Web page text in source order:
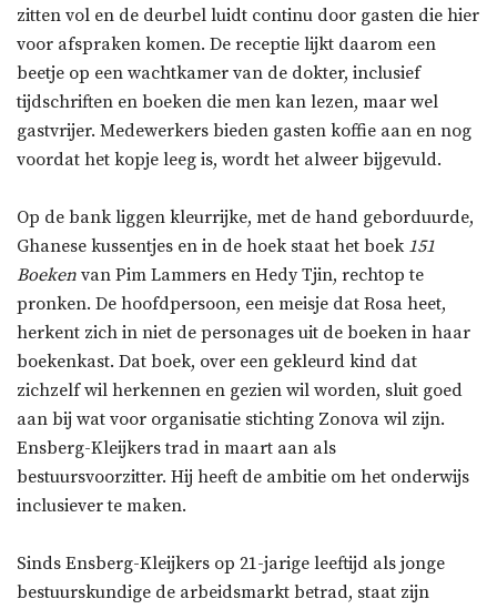
zitten vol en de deurbel luidt continu door gasten die hier
voor afspraken komen. De receptie lijkt daarom een
beetje op een wachtkamer van de dokter, inclusief
tijdschriften en boeken die men kan lezen, maar wel
gastvrijer. Medewerkers bieden gasten koffie aan en nog
voordat het kopje leeg is, wordt het alweer bijgevuld.
Op de bank liggen kleurrijke, met de hand geborduurde,
Ghanese kussentjes en in de hoek staat het boek 151
Boeken van Pim Lammers en Hedy Tjin, rechtop te
pronken. De hoofdpersoon, een meisje dat Rosa heet,
herkent zich in niet de personages uit de boeken in haar
boekenkast. Dat boek, over een gekleurd kind dat
zichzelf wil herkennen en gezien wil worden, sluit goed
aan bij wat voor organisatie stichting Zonova wil zijn.
Ensberg-Kleijkers trad in maart aan als
bestuursvoorzitter. Hij heeft de ambitie om het onderwijs
inclusiever te maken.
Sinds Ensberg-Kleijkers op 21-jarige leeftijd als jonge
bestuurskundige de arbeidsmarkt betrad, staat zijn